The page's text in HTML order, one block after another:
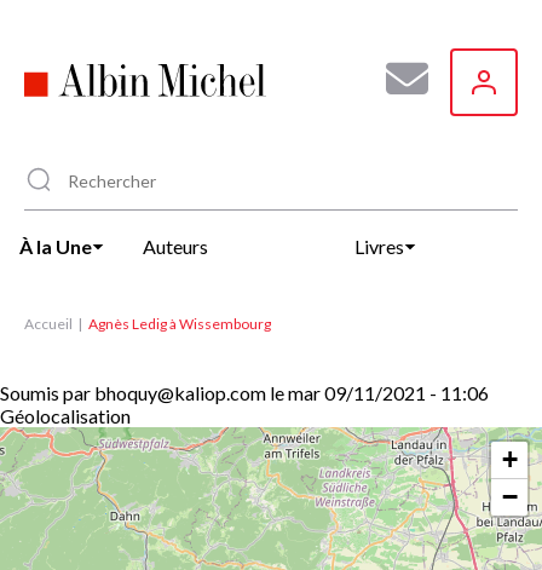
principal
À la Une Auteurs Livres
Accueil Agnès Ledig à Wissembourg
Soumis par bhoquy@kaliop.com lemar 09/11/2021 - 11:06
Géolocalisation
+
−